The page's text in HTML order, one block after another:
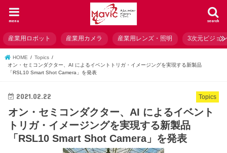
search
menu
産業用ロボット 産業用カメラ 産業用レンズ・照明 3次元ビジョ
HOME
Topics
オン・セミコンダクター、AI によるイベントトリガ・イメージングを実現する新製品
「RSL10 Smart Shot Camera」を発表
Topics
2021.02.22
オン・セミコンダクター、AI によるイベント
トリガ・イメージングを実現する新製品
「RSL10 Smart Shot Camera」を発表